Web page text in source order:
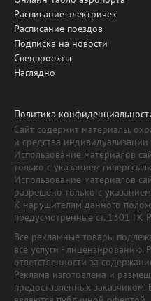
Расписание электричек
Расписание поездов
Подписка на новости
Спецпроекты
Наглядно
Политика
Сайт содержит материалы,
и средства
Использование материалов
только с указанием
Использование материалов
разрешено только с
К нарушителям данного
предусмотренные ст. 1301 ГК
Все рекламные товары
все услуги - лицензированию.
ответственности за
Реклама изготовлена и
предоставленных